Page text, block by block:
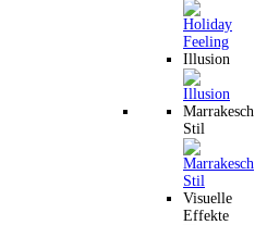
Illusion
Marrakesch
Stil
Visuelle
Effekte